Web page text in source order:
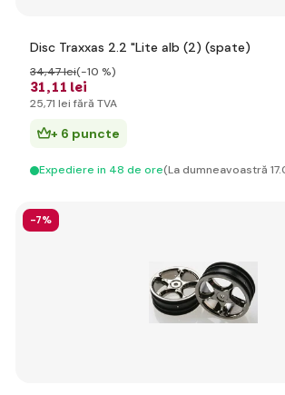
Disc Traxxas 2.2 "Lite alb (2) (spate)
31,11 lei
34,47 lei(-10 %)
25,71 lei fără TVA
+ 6 puncte
Expediere in 48 de ore(La dumneavoastră
-7%